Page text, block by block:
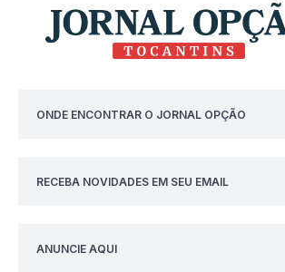
ONDE ENCONTRAR O JORNAL OPÇÃO
RECEBA NOVIDADES EM SEU EMAIL
ANUNCIE AQUI